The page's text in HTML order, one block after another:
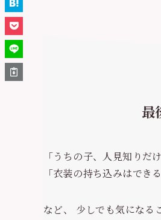
最
「うちの子、人見知りだ
「衣装の持ち込みはできる
など、 少しでも気になる